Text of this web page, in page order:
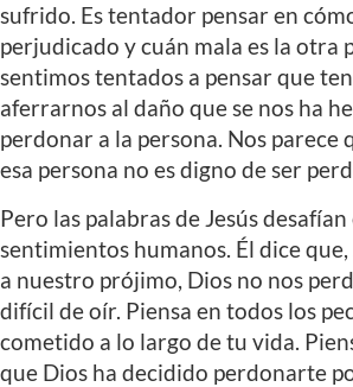
sufrido. Es tentador pensar en
perjudicado y cuán mala es la otra
sentimos tentados a pensar que
aferrarnos al daño que se nos ha
perdonar a la persona. Nos parece
esa persona no es digno de ser
Pero las palabras de Jesús desafían
sentimientos humanos. Él dice
a nuestro prójimo, Dios no nos
difícil de oír. Piensa en todos los
cometido a lo largo de tu vida.
que Dios ha decidido perdonarte